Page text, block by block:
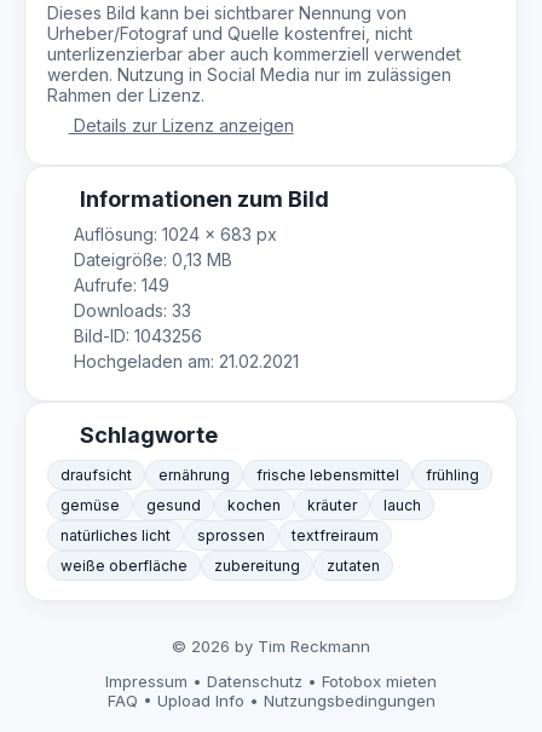
Dieses Bild kann bei sichtbarer Nennung von
Urheber/Fotograf und Quelle kostenfrei, nicht
unterlizenzierbar aber auch kommerziell verwendet
werden. Nutzung in Social Media nur im zulässigen
Rahmen der Lizenz.
Details zur Lizenz anzeigen
Informationen zum Bild
Auflösung: 1024 × 683 px
Dateigröße: 0,13 MB
Aufrufe: 149
Downloads: 33
Bild-ID: 1043256
Hochgeladen am: 21.02.2021
Schlagworte
draufsicht ernährung frische lebensmittel
frühling
gemüse
gesund kochen kräuter
lauch
natürliches licht
sprossen
textfreiraum
weiße oberfläche
zubereitung zutaten
© 2026 by Tim Reckmann
Impressum • Datenschutz • Fotobox mieten
FAQ • Upload Info • Nutzungsbedingungen